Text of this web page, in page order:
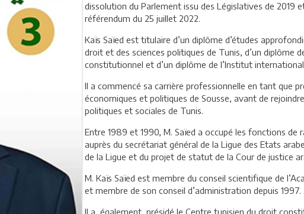
dissolution du Parlement issu des Législatives de 2019
référendum du 25 juillet 2022.
Kaïs Saïed est titulaire d’un diplôme d’études
droit et des sciences politiques de Tunis, d’un diplôme
constitutionnel et d’un diplôme de l’Institut
Il a commencé sa carrière professionnelle en tant que
économiques et politiques de Sousse, avant de
politiques et sociales de Tunis.
Entre 1989 et 1990, M. Saïed a occupé les fonctions de
auprès du secrétariat général de la Ligue des Etats
de la Ligue et du projet de statut de la Cour de justice
M. Kaïs Saïed est membre du conseil scientifique de
et membre de son conseil d’administration depuis 1997.
Il a, également, présidé le Centre tunisien du droit